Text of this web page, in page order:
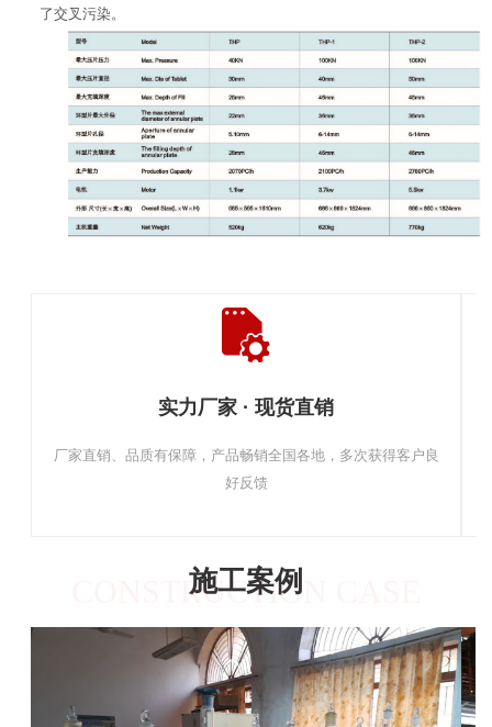
了交叉污染。
实力厂家 · 现货直销
厂家直销、品质有保障，产品畅销全国各地，多次获得客户良
好反馈
施工案例
CONSTRUCTION CASE